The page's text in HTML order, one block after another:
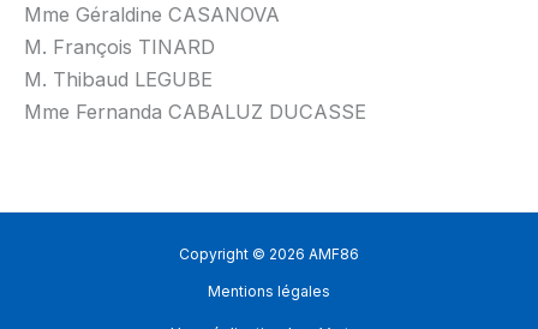
Mme Géraldine CASANOVA
M. François TINARD
M. Thibaud LEGUBE
Mme Fernanda CABALUZ DUCASSE
Copyright © 2026 AMF86
Mentions légales